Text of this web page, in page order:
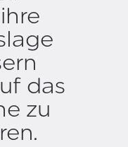
das
zu